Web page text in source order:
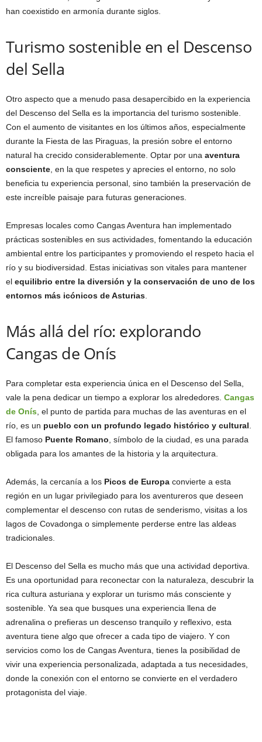
han coexistido en armonía durante siglos.
Turismo sostenible en el Descenso
del Sella
Otro aspecto que a menudo pasa desapercibido en la experiencia
del Descenso del Sella es la importancia del turismo sostenible.
Con el aumento de visitantes en los últimos años, especialmente
durante la Fiesta de las Piraguas, la presión sobre el entorno
natural ha crecido considerablemente. Optar por una aventura
consciente , en la que respetes y aprecies el entorno, no solo
beneficia tu experiencia personal, sino también la preservación de
este increíble paisaje para futuras generaciones.
Empresas locales como Cangas Aventura han implementado
prácticas sostenibles en sus actividades, fomentando la educación
ambiental entre los participantes y promoviendo el respeto hacia el
río y su biodiversidad. Estas iniciativas son vitales para mantener
el equilibrio entre la diversión y la conservación de uno de los
entornos más icónicos de Asturias
Más allá del río: explorando
Cangas de Onís
Para completar esta experiencia única en el Descenso del Sella,
vale la pena dedicar un tiempo a explorar los alrededores. Cangas
de Onís , el punto de partida para muchas de las aventuras en el
río, es un pueblo con un profundo legado histórico y cultural
El famoso Puente Romano , símbolo de la ciudad, es una parada
obligada para los amantes de la historia y la arquitectura.
Además, la cercanía a los Picos de Europa convierte a esta
región en un lugar privilegiado para los aventureros que deseen
complementar el descenso con rutas de senderismo, visitas a los
lagos de Covadonga o simplemente perderse entre las aldeas
tradicionales.
El Descenso del Sella es mucho más que una actividad deportiva.
Es una oportunidad para reconectar con la naturaleza, descubrir la
rica cultura asturiana y explorar un turismo más consciente y
sostenible. Ya sea que busques una experiencia llena de
adrenalina o prefieras un descenso tranquilo y reflexivo, esta
aventura tiene algo que ofrecer a cada tipo de viajero. Y con
servicios como los de Cangas Aventura, tienes la posibilidad de
vivir una experiencia personalizada, adaptada a tus necesidades,
donde la conexión con el entorno se convierte en el verdadero
protagonista del viaje.